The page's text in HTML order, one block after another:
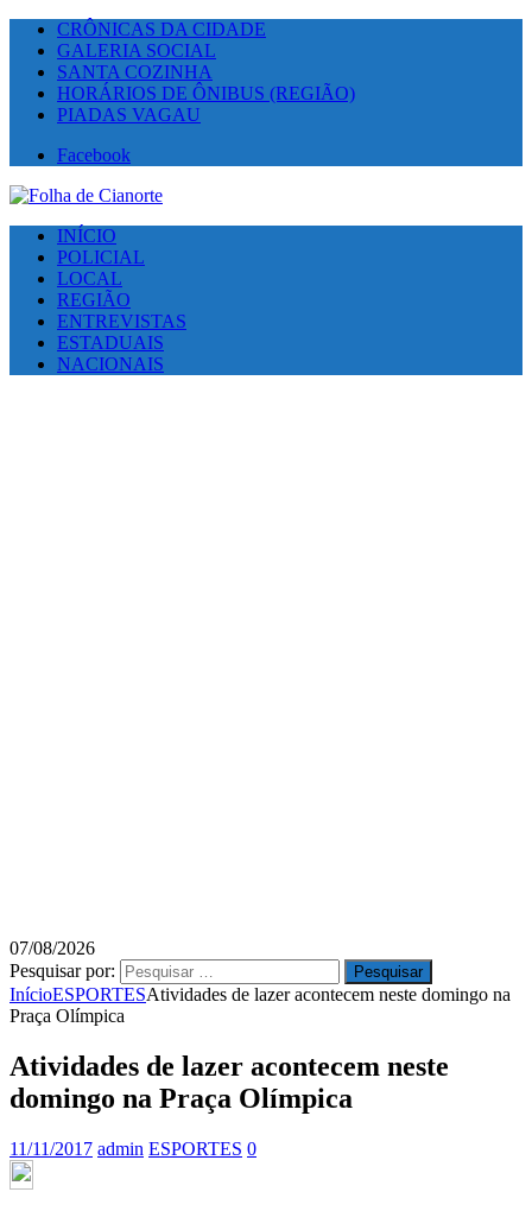
CRÔNICAS DA CIDADE
GALERIA SOCIAL
SANTA COZINHA
HORÁRIOS DE ÔNIBUS (REGIÃO)
PIADAS VAGAU
Facebook
INÍCIO
POLICIAL
LOCAL
REGIÃO
ENTREVISTAS
ESTADUAIS
NACIONAIS
07/08/2026
Pesquisar por:
InícioESPORTESAtividades de lazer acontecem neste domingo na
Praça Olímpica
Atividades de lazer acontecem neste
domingo na Praça Olímpica
11/11/2017 admin ESPORTES 0